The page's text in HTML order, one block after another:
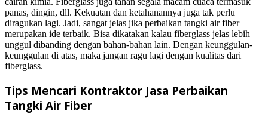
panas, dingin, dll. Kekuatan dan ketahanannya juga tak perlu
diragukan lagi. Jadi, sangat jelas jika perbaikan tangki air fiber
merupakan ide terbaik. Bisa dikatakan kalau fiberglass jelas lebih
unggul dibanding dengan bahan-bahan lain. Dengan keunggulan-
keunggulan di atas, maka jangan ragu lagi dengan kualitas dari
fiberglass.
Tips Mencari Kontraktor Jasa Perbaikan
Tangki Air Fiber